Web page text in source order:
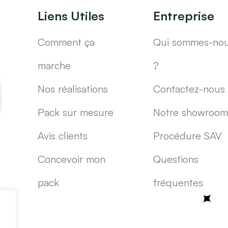
Liens Utiles
Comment ça
marche
Nos réalisations
Pack sur mesure
Avis clients
Concevoir mon
pack
Entreprise
Qui sommes-
?
Contactez-nous
Notre showroom
Procédure SAV
Questions
fréquentes